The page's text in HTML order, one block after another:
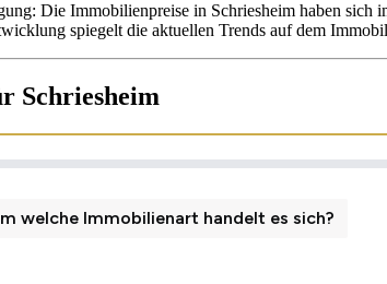
Die Immobilienpreise in Schriesheim haben sich
spiegelt die aktuellen Trends auf dem
Schriesheim